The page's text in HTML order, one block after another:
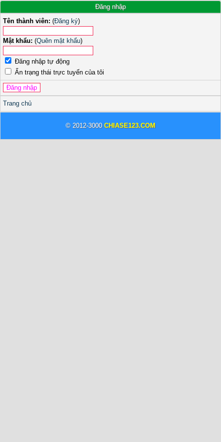
Đăng nhập
Tên thành viên: (Đăng ký)
Mật khẩu: (Quên mật khẩu)
Đăng nhập tự động
Ẩn trạng thái trực tuyến của tôi
Trang chủ
© 2012-3000 CHIASE123.COM